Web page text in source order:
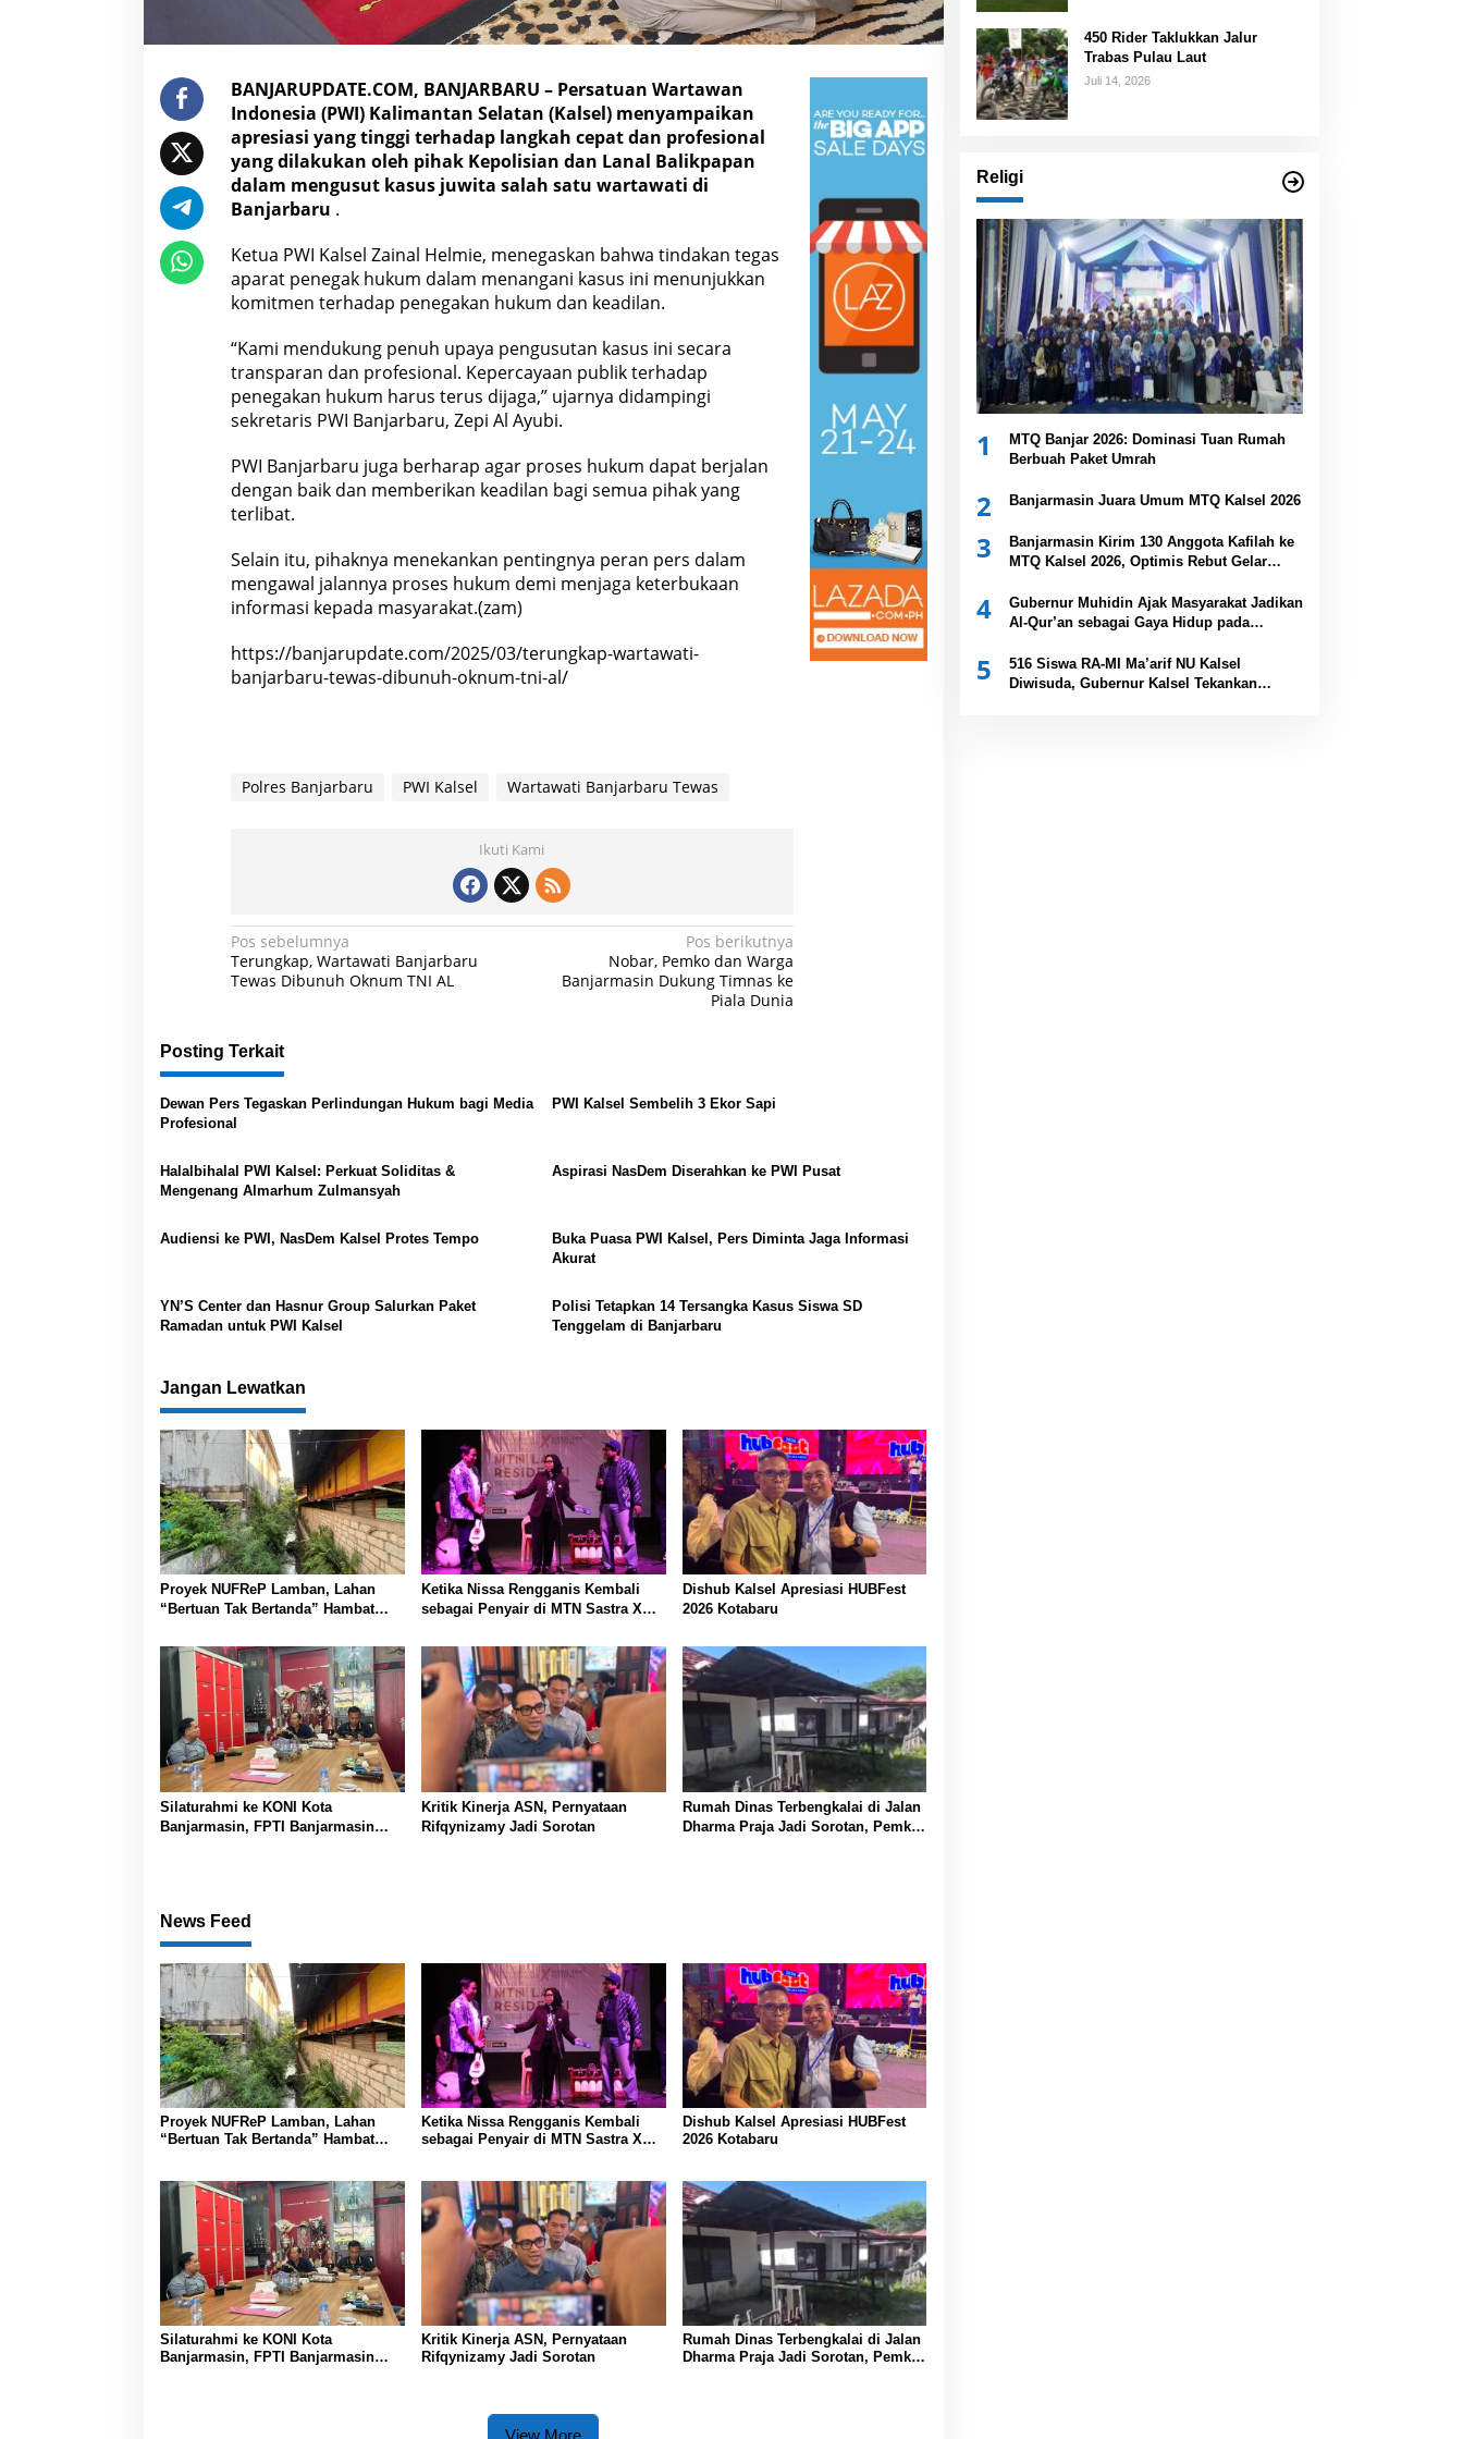
m
a
t
a
n
r
a
w
t
i
B
a
n
a
r
u
BANJARUPDATE.COM, BANJARBARU – Persatuan Wartawan
Indonesia (PWI) Kalimantan Selatan (Kalsel) menyampaikan
apresiasi yang tinggi terhadap langkah cepat dan profesional
yang dilakukan oleh pihak Kepolisian dan Lanal Balikpapan
dalam mengusut kasus juwita salah satu wartawati di
Banjarbaru .
Ketua PWI Kalsel Zainal Helmie, menegaskan bahwa tindakan tegas
aparat penegak hukum dalam menangani kasus ini menunjukkan
komitmen terhadap penegakan hukum dan keadilan.
“Kami mendukung penuh upaya pengusutan kasus ini secara
transparan dan profesional. Kepercayaan publik terhadap
penegakan hukum harus terus dijaga,” ujarnya didampingi
sekretaris PWI Banjarbaru, Zepi Al Ayubi.
PWI Banjarbaru juga berharap agar proses hukum dapat berjalan
dengan baik dan memberikan keadilan bagi semua pihak yang
terlibat.
Selain itu, pihaknya menekankan pentingnya peran pers dalam
mengawal jalannya proses hukum demi menjaga keterbukaan
informasi kepada masyarakat.(zam)
https://banjarupdate.com/2025/03/terungkap-wartawati-
banjarbaru-tewas-dibunuh-oknum-tni-al/
Polres Banjarbaru PWI Kalsel Wartawati Banjarbaru Tewas
Ikuti Kami
N
a
i
g
a
s
i
p
s
Pos sebelumnya
Terungkap, Wartawati Banjarbaru
Tewas Dibunuh Oknum TNI AL
Pos berikutnya
Nobar, Pemko dan Warga
Banjarmasin Dukung Timnas ke
Piala Dunia
Posting Terkait
Dewan Pers Tegaskan Perlindungan Hukum bagi Media
Profesional
PWI Kalsel Sembelih 3 Ekor Sapi
Halalbihalal PWI Kalsel: Perkuat Soliditas &
Mengenang Almarhum Zulmansyah
Aspirasi NasDem Diserahkan ke PWI Pusat
Audiensi ke PWI, NasDem Kalsel Protes Tempo
Buka Puasa PWI Kalsel, Pers Diminta Jaga Informasi
Akurat
YN’S Center dan Hasnur Group Salurkan Paket
Ramadan untuk PWI Kalsel
Polisi Tetapkan 14 Tersangka Kasus Siswa SD
Tenggelam di Banjarbaru
Jangan Lewatkan
Proyek NUFReP Lamban, Lahan
“Bertuan Tak Bertanda” Hambat
Ketika Nissa Rengganis Kembali
sebagai Penyair di MTN Sastra X
Dishub Kalsel Apresiasi HUBFest
2026 Kotabaru
Silaturahmi ke KONI Kota
Banjarmasin, FPTI Banjarmasin
Kritik Kinerja ASN, Pernyataan
Rifqynizamy Jadi Sorotan
Rumah Dinas Terbengkalai di Jalan
Dharma Praja Jadi Sorotan, Pemko
News Feed
Proyek NUFReP Lamban, Lahan
“Bertuan Tak Bertanda” Hambat
Ketika Nissa Rengganis Kembali
sebagai Penyair di MTN Sastra X
Dishub Kalsel Apresiasi HUBFest
2026 Kotabaru
Silaturahmi ke KONI Kota
Banjarmasin, FPTI Banjarmasin
Kritik Kinerja ASN, Pernyataan
Rifqynizamy Jadi Sorotan
Rumah Dinas Terbengkalai di Jalan
Dharma Praja Jadi Sorotan, Pemko
450 Rider Taklukkan Jalur
Trabas Pulau Laut
Juli 14, 2026
Religi
1
MTQ Banjar 2026: Dominasi Tuan Rumah
Berbuah Paket Umrah
2 Banjarmasin Juara Umum MTQ Kalsel 2026
3
Banjarmasin Kirim 130 Anggota Kafilah ke
MTQ Kalsel 2026, Optimis Rebut Gelar
4
Gubernur Muhidin Ajak Masyarakat Jadikan
Al-Qur’an sebagai Gaya Hidup pada
Provinsi Kalsel
5
516 Siswa RA-MI Ma’arif NU Kalsel
Diwisuda, Gubernur Kalsel Tekankan